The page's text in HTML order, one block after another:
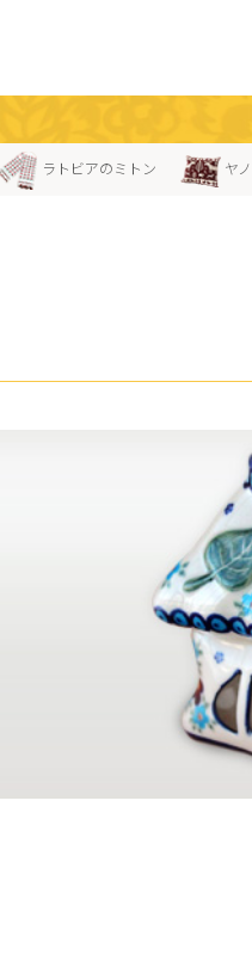
ラトビアのミトン ヤ